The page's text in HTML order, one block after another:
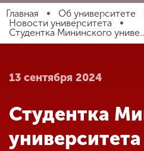
Главная
Абитуриенту
Главная
Об университете
Новости университета
Студентка Мининского
13 сентября 2024
Студентка